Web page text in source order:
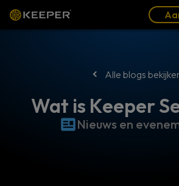
Alle blogs
Wat is Keeper
Nieuws en